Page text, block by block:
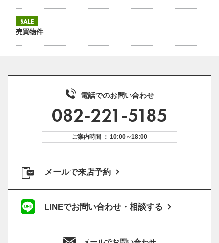
SALE
売買物件
電話でのお問い合わせ
082-221-5185
ご案内時間 ： 10:00～18:00
メールで来店予約
LINEでお問い合わせ・相談する